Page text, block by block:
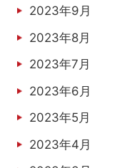
2023年9月
2023年8月
2023年7月
2023年6月
2023年5月
2023年4月